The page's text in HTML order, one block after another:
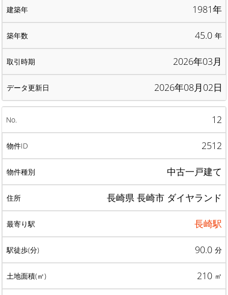
1981年
45.0 年
2026年03月
2026年08月02日
12
2512
中古一戸建て
長崎県 長崎市 ダイヤランド
長崎駅
90.0 分
210 ㎡